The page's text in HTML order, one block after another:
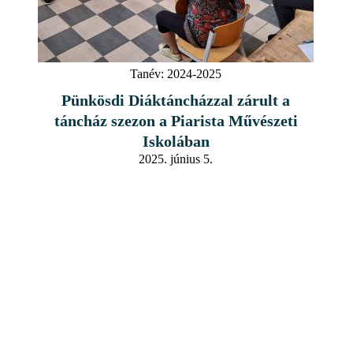
Tanév: 2024-2025
Pünkösdi Diáktáncházzal zárult a
táncház szezon a Piarista Művészeti
Iskolában
2025. június 5.